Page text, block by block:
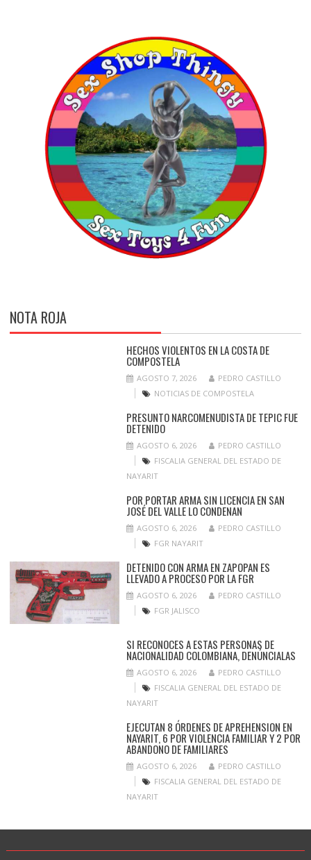
NOTA ROJA
HECHOS VIOLENTOS EN LA COSTA DE
COMPOSTELA
AGOSTO 7, 2026
PEDRO CASTILLO
NOTICIAS DE COMPOSTELA
PRESUNTO NARCOMENUDISTA DE TEPIC FUE
DETENIDO
AGOSTO 6, 2026
PEDRO CASTILLO
FISCALIA GENERAL DEL ESTADO DE
NAYARIT
POR PORTAR ARMA SIN LICENCIA EN SAN
JOSÉ DEL VALLE LO CONDENAN
AGOSTO 6, 2026
PEDRO CASTILLO
FGR NAYARIT
DETENIDO CON ARMA EN ZAPOPAN ES
LLEVADO A PROCESO POR LA FGR
AGOSTO 6, 2026
PEDRO CASTILLO
FGR JALISCO
SI RECONOCES A ESTAS PERSONAS DE
NACIONALIDAD COLOMBIANA, DENÚNCIALAS
AGOSTO 6, 2026
PEDRO CASTILLO
FISCALIA GENERAL DEL ESTADO DE
NAYARIT
EJECUTAN 8 ÓRDENES DE APREHENSION EN
NAYARIT, 6 POR VIOLENCIA FAMILIAR Y 2 POR
ABANDONO DE FAMILIARES
AGOSTO 6, 2026
PEDRO CASTILLO
FISCALIA GENERAL DEL ESTADO DE
NAYARIT